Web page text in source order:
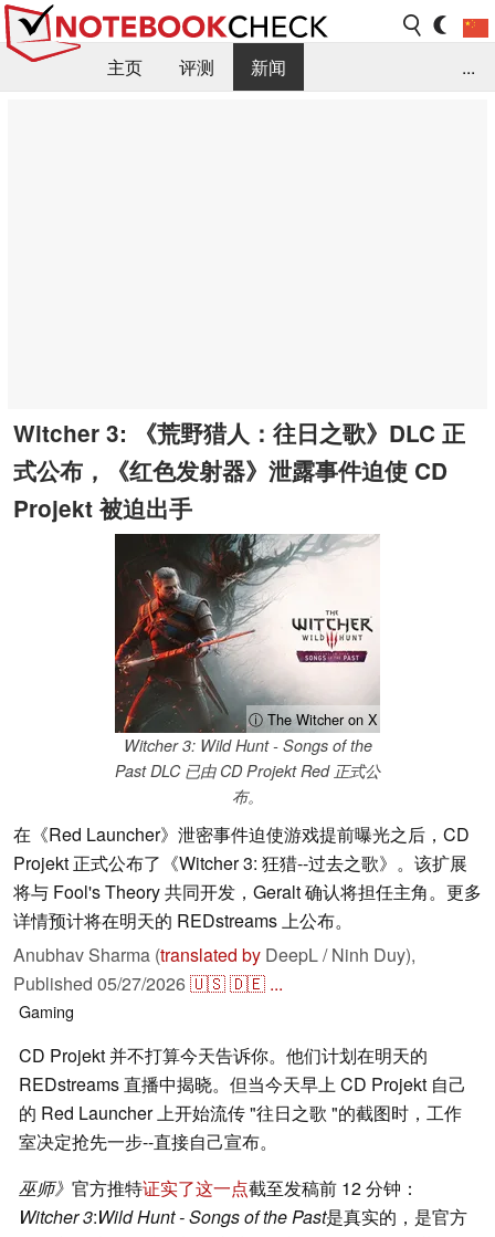
主页 评测
新闻
...
Witcher 3: 《荒野猎人：往日之歌》DLC 正
式公布，《红色发射器》泄露事件迫使 CD
Projekt 被迫出手
ⓘ The Witcher on X
Witcher 3: Wild Hunt - Songs of the
Past DLC 已由 CD Projekt Red 正式公
布。
在《Red Launcher》泄密事件迫使游戏提前曝光之后，CD
Projekt 正式公布了《Witcher 3: 狂猎--过去之歌》。该扩展
将与 Fool's Theory 共同开发，Geralt 确认将担任主角。更多
详情预计将在明天的 REDstreams 上公布。
Anubhav Sharma (translated by DeepL / Ninh Duy),
Published 05/27/2026🇺🇸🇩🇪 ...
Gaming
CD Projekt 并不打算今天告诉你。他们计划在明天的
REDstreams 直播中揭晓。但当今天早上 CD Projekt 自己
的 Red Launcher 上开始流传 "往日之歌 "的截图时，工作
室决定抢先一步--直接自己宣布。
巫师》 官方推特证实了这一点截至发稿前 12 分钟：
Witcher 3:Wild Hunt - Songs of the Past是真实的，是官方